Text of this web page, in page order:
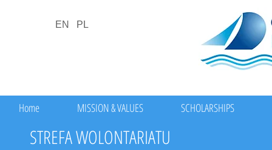
EN PL
STREFA WOLONTARIATU
Home MISSION & VALUES SCHOLARSHIPS